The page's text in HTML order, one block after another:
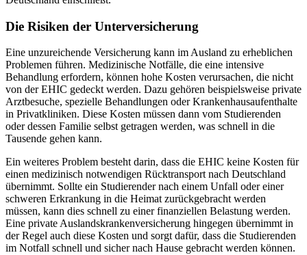
Die Risiken der Unterversicherung
Eine unzureichende Versicherung kann im Ausland zu erheblichen
Problemen führen. Medizinische Notfälle, die eine intensive
Behandlung erfordern, können hohe Kosten verursachen, die nicht
von der EHIC gedeckt werden. Dazu gehören beispielsweise private
Arztbesuche, spezielle Behandlungen oder Krankenhausaufenthalte
in Privatkliniken. Diese Kosten müssen dann vom Studierenden
oder dessen Familie selbst getragen werden, was schnell in die
Tausende gehen kann.
Ein weiteres Problem besteht darin, dass die EHIC keine Kosten für
einen medizinisch notwendigen Rücktransport nach Deutschland
übernimmt. Sollte ein Studierender nach einem Unfall oder einer
schweren Erkrankung in die Heimat zurückgebracht werden
müssen, kann dies schnell zu einer finanziellen Belastung werden.
Eine private Auslandskrankenversicherung hingegen übernimmt in
der Regel auch diese Kosten und sorgt dafür, dass die Studierenden
im Notfall schnell und sicher nach Hause gebracht werden können.